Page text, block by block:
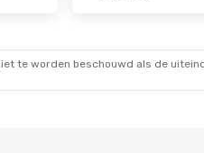
te worden beschouwd als de